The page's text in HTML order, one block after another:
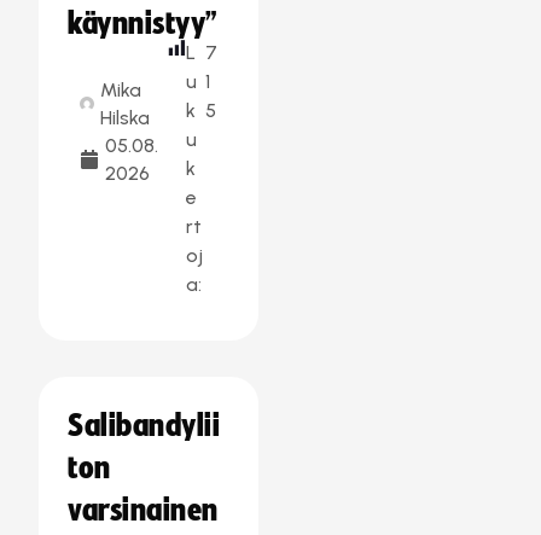
käynnistyy”
Mika
Hilska
05.08.
2026
L
u
k
u
k
e
rt
oj
a:
7
1
5
Salibandylii
ton
varsinainen